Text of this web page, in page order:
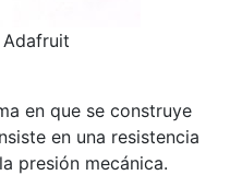
Adafruit
en que se construye
en una resistencia
presión mecánica.